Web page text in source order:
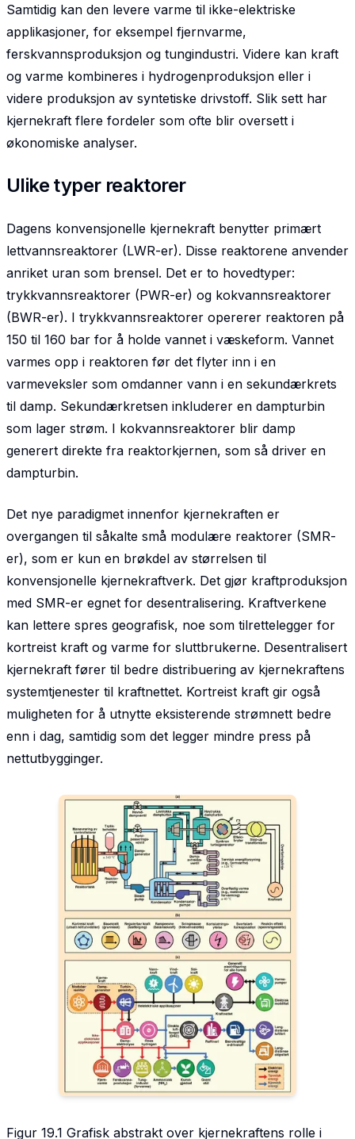
Samtidig kan den levere varme til ikke-elektriske
applikasjoner, for eksempel fjernvarme,
ferskvannsproduksjon og tungindustri. Videre kan kraft
og varme kombineres i hydrogenproduksjon eller i
videre produksjon av syntetiske drivstoff. Slik sett har
kjernekraft flere fordeler som ofte blir oversett i
økonomiske analyser.
Ulike typer reaktorer
Dagens konvensjonelle kjernekraft benytter primært
lettvannsreaktorer (LWR-er). Disse reaktorene anvender
anriket uran som brensel. Det er to hovedtyper:
trykkvannsreaktorer (PWR-er) og kokvannsreaktorer
(BWR-er). I trykkvannsreaktorer opererer reaktoren på
150 til 160 bar for å holde vannet i væskeform. Vannet
varmes opp i reaktoren før det flyter inn i en
varmeveksler som omdanner vann i en sekundærkrets
til damp. Sekundærkretsen inkluderer en dampturbin
som lager strøm. I kokvannsreaktorer blir damp
generert direkte fra reaktorkjernen, som så driver en
dampturbin.
Det nye paradigmet innenfor kjernekraften er
overgangen til såkalte små modulære reaktorer (SMR-
er), som er kun en brøkdel av størrelsen til
konvensjonelle kjernekraftverk. Det gjør kraftproduksjon
med SMR-er egnet for desentralisering. Kraftverkene
kan lettere spres geografisk, noe som tilrettelegger for
kortreist kraft og varme for sluttbrukerne. Desentralisert
kjernekraft fører til bedre distribuering av kjernekraftens
systemtjenester til kraftnettet. Kortreist kraft gir også
muligheten for å utnytte eksisterende strømnett bedre
enn i dag, samtidig som det legger mindre press på
nettutbygginger.
Figur 19.1 Grafisk abstrakt over kjernekraftens rolle i